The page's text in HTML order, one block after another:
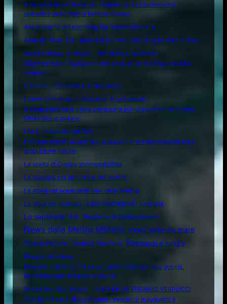
A bordo di Nave Raimondo Montecuccoli il nuovo volto
operativo della Marina Militare (Video)
Alla scoperta del sommergibile Andrea Provana
Amerigo Vespucci
Amm. Paolo Treu
Ammiraglio Paolo Treu
Analisi Difesa
Aneddoti Attualità e curiosità
Brigata Marina San Marco: una storia di Valore "Per Mare Per
Terram"
Citazioni
Concorsi
Ente Circoli
Essere commissario in Marina
Frasi celebri
Gli highlights della prima campagna in Indopacifico del Carrier
Strike Group italiano
I fari
Il mondo dei fari
Il motore diesel navale: la sua apparizione e le necessità della
propulsione navale
La scelta di Giorgia sommergibilista
La spiaggia più pericolosa del mondo
La storia nel nome delle navi della Marina
La voce del marinaio
Libri consigliati Link utili
Lo sapevate che Medicina di Combattimento
News dalla Marina Militare
news varie dal mare
Ocean4future
Oltre Gli Orizzonti
Paesaggi e luoghi
Poesie del mare
Progetto didattico: “Tu sei un intero oceano in una goccia.
Rompi le pareti della tua prigione”
Storia del San Marco
TOUR MEDITERRANEO VESPUCCI
Tour Mondiale di Nave Amerigo Vespucci: inaugurato il